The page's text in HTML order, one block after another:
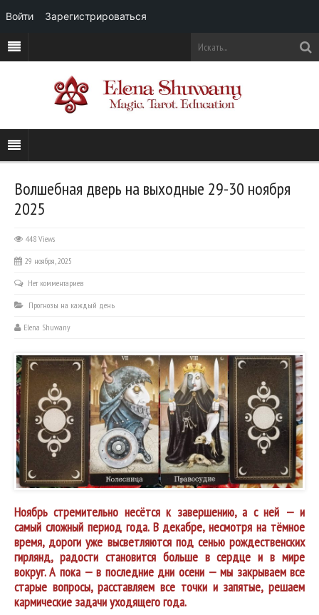
Волшебная дверь на выходные 29-30 ноября
2025
448 Views
29 ноября, 2025
Нет комментариев
Прогнозы на каждый день
Elena Shuwany
Ноябрь стремительно несётся к завершению, а с ней — и
самый сложный период года. В декабре, несмотря на тёмное
время, дороги уже высветляются под сенью рождественских
гирлянд, радости становится больше в сердце и в мире
вокруг. А пока — в последние дни осени — мы закрываем все
старые вопросы, расставляем все точки и запятые, решаем
кармические задачи уходящего года.
Войти Зарегистрироваться